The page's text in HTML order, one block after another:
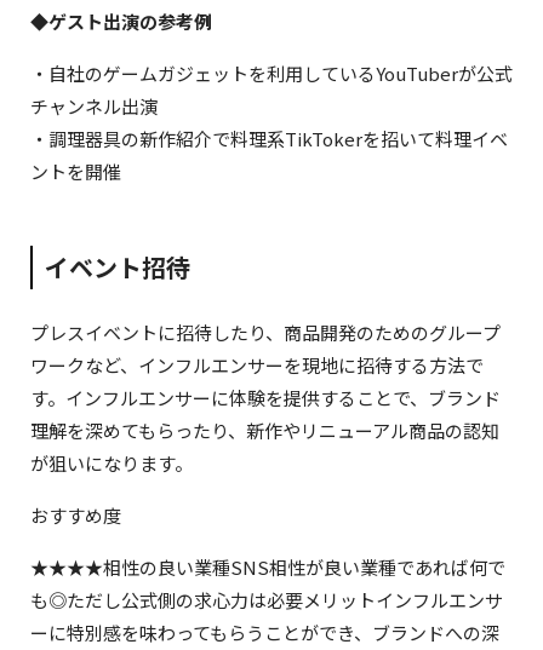
◆ゲスト出演の参考例
・自社のゲームガジェットを利用しているYouTuberが公式
チャンネル出演
・調理器具の新作紹介で料理系TikTokerを招いて料理イベ
ントを開催
イベント招待
プレスイベントに招待したり、商品開発のためのグループ
ワークなど、インフルエンサーを現地に招待する方法で
す。インフルエンサーに体験を提供することで、ブランド
理解を深めてもらったり、新作やリニューアル商品の認知
が狙いになります。
おすすめ度
★★★★相性の良い業種SNS相性が良い業種であれば何で
も◎ただし公式側の求心力は必要メリットインフルエンサ
ーに特別感を味わってもらうことができ、ブランドへの深